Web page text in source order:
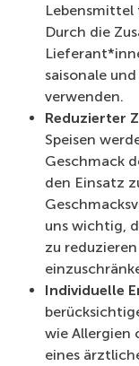
Lebensmittel
Durch die
saisonale
verwenden.
Reduzierter
Speisen
Geschmack
den Einsatz
uns wichtig,
zu
Individuelle
wie Allergien
eines